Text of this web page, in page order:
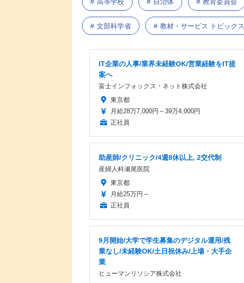
高等学校 自治体 教育委員会
文部科学省 教材・サービス トピックス
IT企業の人事/業界未経験OK/営業経験をIT提
案へ
富士インフォックス・ネット株式会社
東京都
月給28万7,000円～39万4,000円
正社員
助産師/クリニック/4週8休以上, 2交代制
産婦人科瀬尾医院
東京都
月給25万円～
正社員
9月開始/大学で学生募集のデジタル運用/残
業なし/未経験OK/土日祝休み/上場・大手企
業
ヒューマンリソシア株式会社